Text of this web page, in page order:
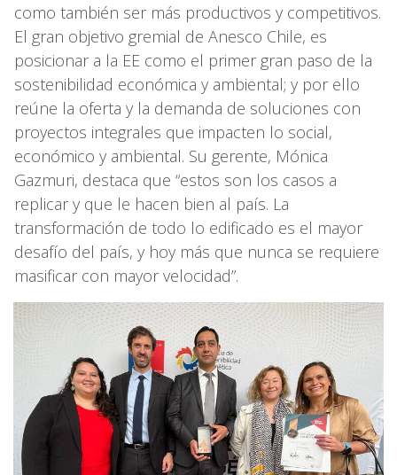
como también ser más productivos y competitivos.
El gran objetivo gremial de Anesco Chile, es
posicionar a la EE como el primer gran paso de la
sostenibilidad económica y ambiental; y por ello
reúne la oferta y la demanda de soluciones con
proyectos integrales que impacten lo social,
económico y ambiental. Su gerente, Mónica
Gazmuri, destaca que “estos son los casos a
replicar y que le hacen bien al país. La
transformación de todo lo edificado es el mayor
desafío del país, y hoy más que nunca se requiere
masificar con mayor velocidad”.